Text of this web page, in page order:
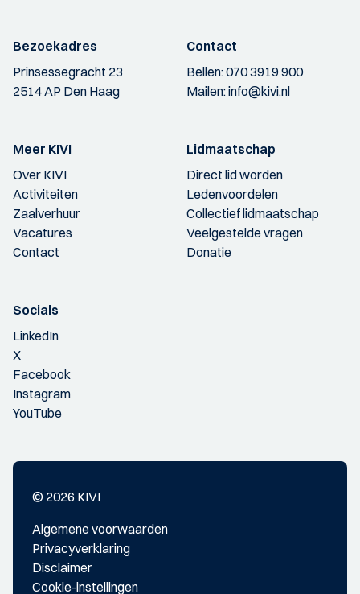
Bezoekadres
Prinsessegracht 23
2514 AP Den Haag
Contact
Bellen:070 3919 900
Mailen:info@kivi.nl
Meer KIVI
Over KIVI
Activiteiten
Zaalverhuur
Vacatures
Contact
Lidmaatschap
Direct lid worden
Ledenvoordelen
Collectief lidmaatschap
Veelgestelde vragen
Donatie
Socials
LinkedIn
X
Facebook
Instagram
YouTube
© 2026 KIVI
Algemene voorwaarden
Privacyverklaring
Disclaimer
Cookie-instellingen